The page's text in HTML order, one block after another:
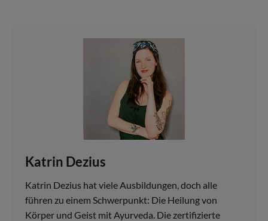
Katrin Dezius
Katrin Dezius hat viele Ausbildungen, doch alle
führen zu einem Schwerpunkt: Die Heilung von
Körper und Geist mit Ayurveda. Die zertifizierte